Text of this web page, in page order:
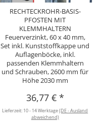
RECHTECKROHR-BASIS-
PFOSTEN MIT
KLEMMHALTERN
Feuerverzinkt, 60 x 40 mm,
Set inkl. Kunststoffkappe und
Auflagenböcke, inkl.
passenden Klemmhaltern
und Schrauben, 2600 mm für
Höhe 2030 mm
36,77 € *
Lieferzeit: 10 - 14 Werktage(DE - Ausland
abweichend)